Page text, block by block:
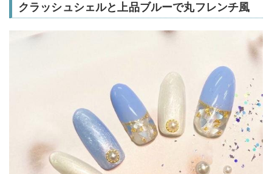
クラッシュシェルと上品ブルーで丸フレンチ風